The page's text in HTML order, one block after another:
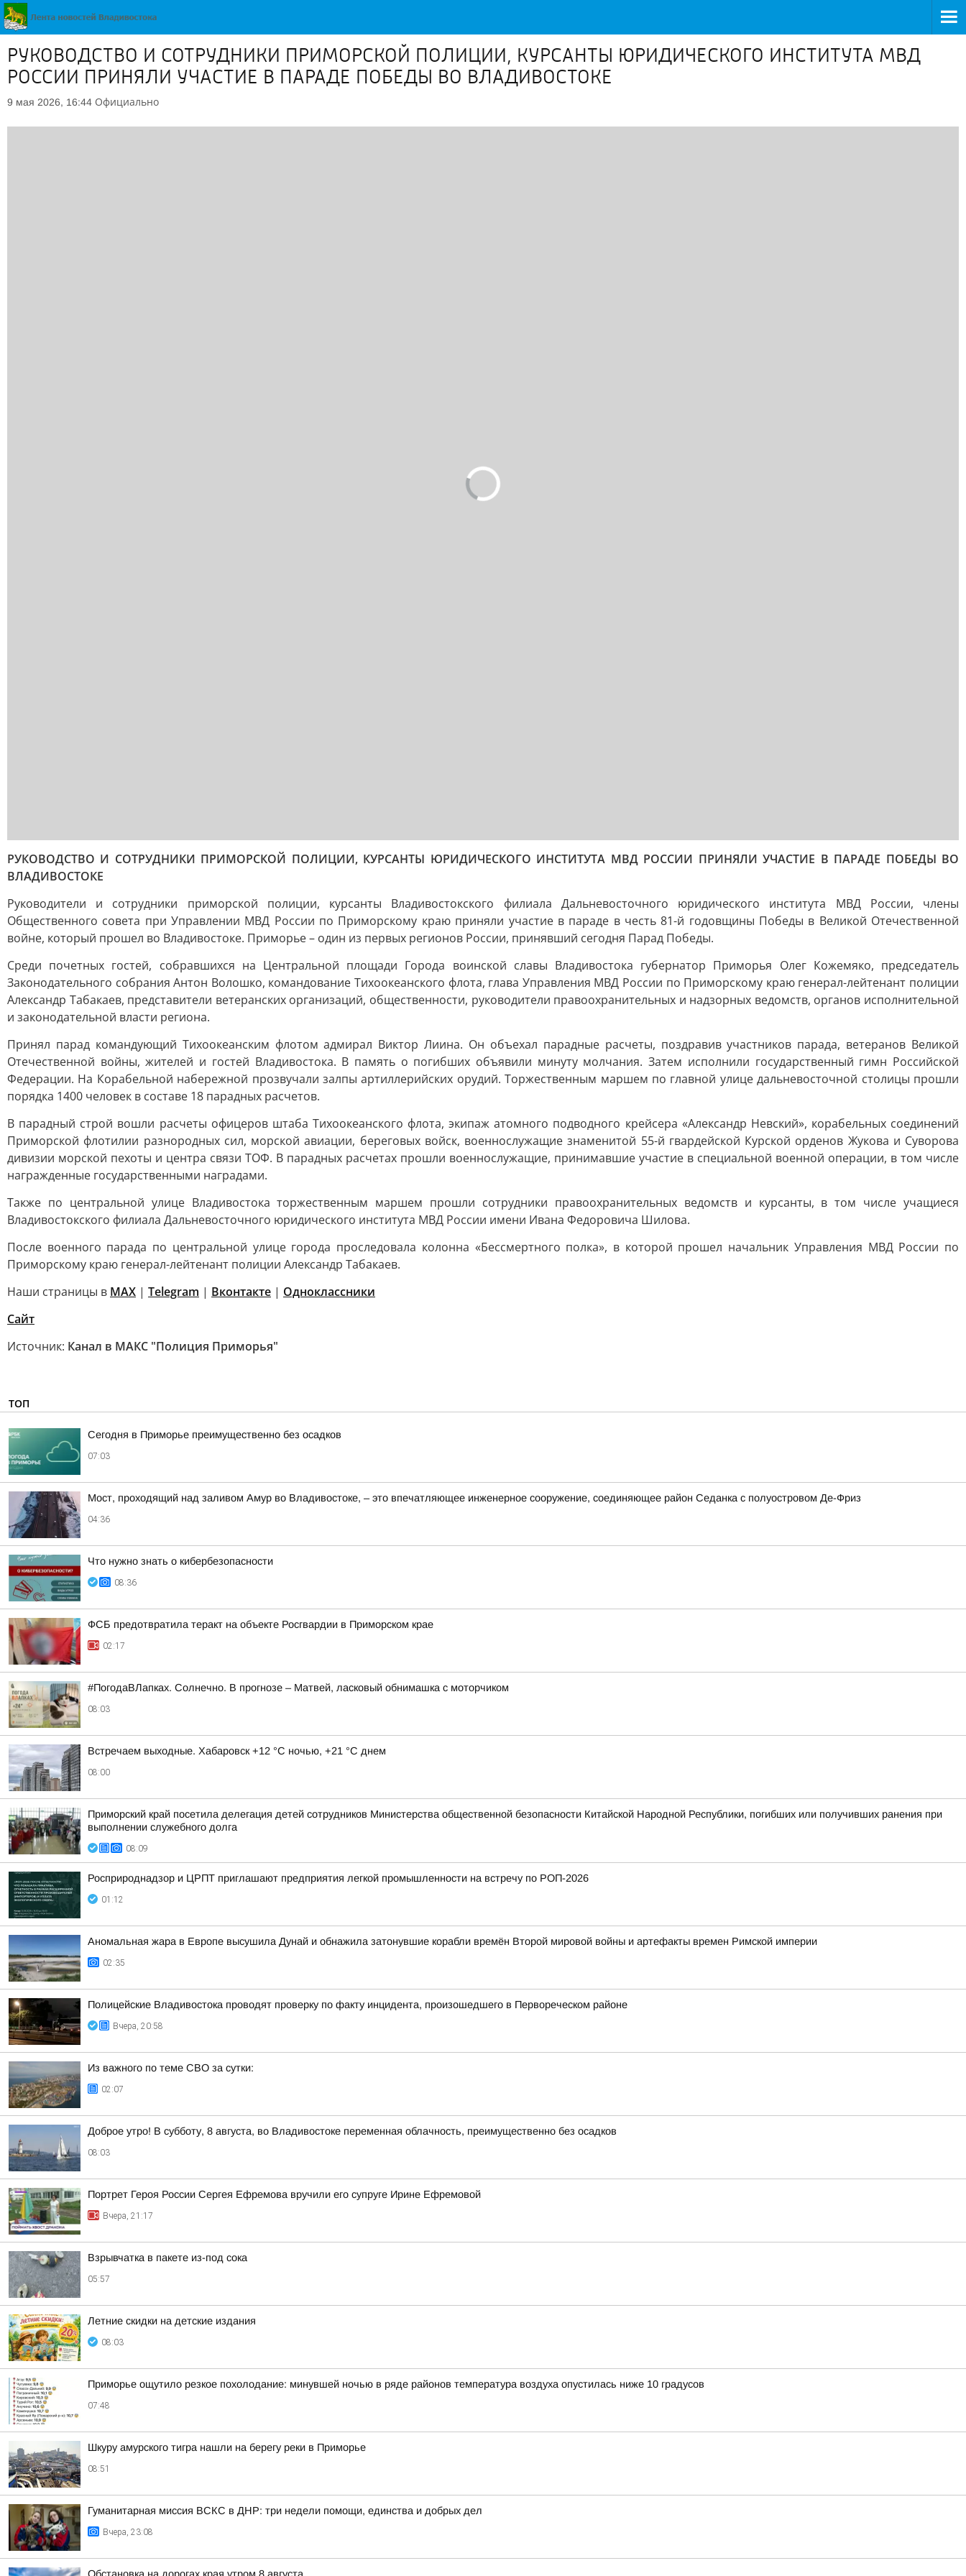
РУКОВОДСТВО И СОТРУДНИКИ ПРИМОРСКОЙ ПОЛИЦИИ, КУРСАНТЫ ЮРИДИЧЕСКОГО ИНСТИТУТА МВД
РОССИИ ПРИНЯЛИ УЧАСТИЕ В ПАРАДЕ ПОБЕДЫ ВО ВЛАДИВОСТОКЕ
9 мая 2026, 16:44 Официально
РУКОВОДСТВО И СОТРУДНИКИ ПРИМОРСКОЙ ПОЛИЦИИ, КУРСАНТЫ ЮРИДИЧЕСКОГО ИНСТИТУТА МВД РОССИИ ПРИНЯЛИ УЧАСТИЕ В ПАРАДЕ ПОБЕДЫ ВО
ВЛАДИВОСТОКЕ
Руководители и сотрудники приморской полиции, курсанты Владивостокского филиала Дальневосточного юридического института МВД России, члены
Общественного совета при Управлении МВД России по Приморскому краю приняли участие в параде в честь 81-й годовщины Победы в Великой Отечественной
войне, который прошел во Владивостоке. Приморье – один из первых регионов России, принявший сегодня Парад Победы.
Среди почетных гостей, собравшихся на Центральной площади Города воинской славы Владивостока губернатор Приморья Олег Кожемяко, председатель
Законодательного собрания Антон Волошко, командование Тихоокеанского флота, глава Управления МВД России по Приморскому краю генерал-лейтенант полиции
Александр Табакаев, представители ветеранских организаций, общественности, руководители правоохранительных и надзорных ведомств, органов исполнительной
и законодательной власти региона.
Принял парад командующий Тихоокеанским флотом адмирал Виктор Лиина. Он объехал парадные расчеты, поздравив участников парада, ветеранов Великой
Отечественной войны, жителей и гостей Владивостока. В память о погибших объявили минуту молчания. Затем исполнили государственный гимн Российской
Федерации. На Корабельной набережной прозвучали залпы артиллерийских орудий. Торжественным маршем по главной улице дальневосточной столицы прошли
порядка 1400 человек в составе 18 парадных расчетов.
В парадный строй вошли расчеты офицеров штаба Тихоокеанского флота, экипаж атомного подводного крейсера «Александр Невский», корабельных соединений
Приморской флотилии разнородных сил, морской авиации, береговых войск, военнослужащие знаменитой 55-й гвардейской Курской орденов Жукова и Суворова
дивизии морской пехоты и центра связи ТОФ. В парадных расчетах прошли военнослужащие, принимавшие участие в специальной военной операции, в том числе
награжденные государственными наградами.
Также по центральной улице Владивостока торжественным маршем прошли сотрудники правоохранительных ведомств и курсанты, в том числе учащиеся
Владивостокского филиала Дальневосточного юридического института МВД России имени Ивана Федоровича Шилова.
После военного парада по центральной улице города проследовала колонна «Бессмертного полка», в которой прошел начальник Управления МВД России по
Приморскому краю генерал-лейтенант полиции Александр Табакаев.
Наши страницы в MAX | Telegram | Вконтакте | Одноклассники
Сайт
Источник: Канал в МАКС "Полиция Приморья"
ТОП
Сегодня в Приморье преимущественно без осадков
07:03
Мост, проходящий над заливом Амур во Владивостоке, – это впечатляющее инженерное сооружение, соединяющее район Седанка с полуостровом Де-Фриз
04:36
Что нужно знать о кибербезопасности
08:36
ФСБ предотвратила теракт на объекте Росгвардии в Приморском крае
02:17
#ПогодаВЛапках. Солнечно. В прогнозе – Матвей, ласковый обнимашка с моторчиком
08:03
Встречаем выходные. Хабаровск +12 °C ночью, +21 °C днем
08:00
Приморский край посетила делегация детей сотрудников Министерства общественной безопасности Китайской Народной Республики, погибших или получивших ранения при
выполнении служебного долга
08:09
Росприроднадзор и ЦРПТ приглашают предприятия легкой промышленности на встречу по РОП-2026
01:12
Аномальная жара в Европе высушила Дунай и обнажила затонувшие корабли времён Второй мировой войны и артефакты времен Римской империи
02:35
Полицейские Владивостока проводят проверку по факту инцидента, произошедшего в Первореческом районе
Вчера, 20:58
Из важного по теме СВО за сутки:
02:07
Доброе утро! В субботу, 8 августа, во Владивостоке переменная облачность, преимущественно без осадков
08:03
Портрет Героя России Сергея Ефремова вручили его супруге Ирине Ефремовой
Вчера, 21:17
Взрывчатка в пакете из-под сока
05:57
Летние скидки на детские издания
08:03
Приморье ощутило резкое похолодание: минувшей ночью в ряде районов температура воздуха опустилась ниже 10 градусов
07:48
Шкуру амурского тигра нашли на берегу реки в Приморье
08:51
Гуманитарная миссия ВСКС в ДНР: три недели помощи, единства и добрых дел
Вчера, 23:08